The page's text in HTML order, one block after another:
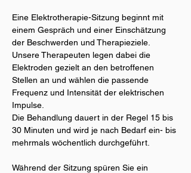
Eine Elektrotherapie-Sitzung beginnt mit
einem Gespräch und einer Einschätzung
der Beschwerden und Therapieziele.
Unsere Therapeuten legen dabei die
Elektroden gezielt an den betroffenen
Stellen an und wählen die passende
Frequenz und Intensität der elektrischen
Impulse.
Die Behandlung dauert in der Regel 15 bis
30 Minuten und wird je nach Bedarf ein- bis
mehrmals wöchentlich durchgeführt.
Während der Sitzung spüren Sie ein